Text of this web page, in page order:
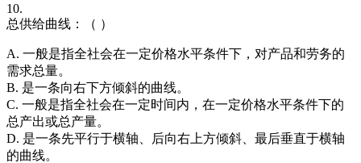
10.
总供给曲线：（ ）
A. 一般是指全社会在一定价格水平条件下，对产品和劳务的
需求总量。
B. 是一条向右下方倾斜的曲线。
C. 一般是指全社会在一定时间内，在一定价格水平条件下的
总产出或总产量。
D. 是一条先平行于横轴、后向右上方倾斜、最后垂直于横轴
的曲线。